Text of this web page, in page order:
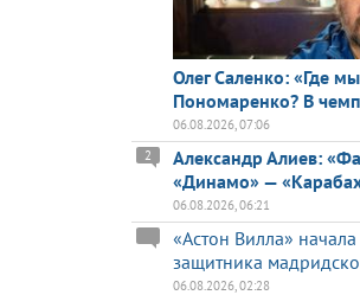
Олег Саленко: «Где
Пономаренко? В
06.08.2026, 07:06
Александр Алиев:
«Динамо» —
2
06.08.2026, 06:21
«Астон Вилла»
защитника
06.08.2026, 02:28